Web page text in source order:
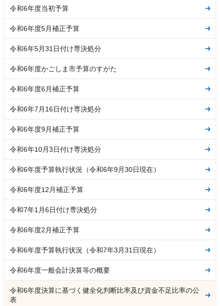
令和6年度当初予算
令和6年度5月補正予算
令和6年5月31日付け専決処分
令和6年度かごしま市予算のすがた
令和6年度6月補正予算
令和6年7月16日付け専決処分
令和6年度9月補正予算
令和6年10月3日付け専決処分
令和6年度予算執行状況（令和6年9月30日現在）
令和6年度12月補正予算
令和7年1月6日付け専決処分
令和6年度2月補正予算
令和6年度予算執行状況（令和7年3月31日現在）
令和6年度一般会計決算等の概要
令和6年度決算に基づく健全化判断比率及び資金不足比率の公
表